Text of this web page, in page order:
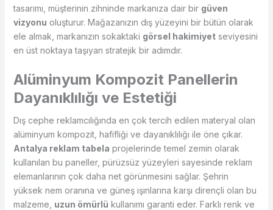
tasarımı, müşterinin zihninde markanıza dair bir güven
vizyonu oluşturur. Mağazanızın dış yüzeyini bir bütün olarak
ele almak, markanızın sokaktaki görsel hakimiyetseviyesini
en üst noktaya taşıyan stratejik bir adımdır.
Alüminyum Kompozit Panellerin
Dayanıklılığı ve Estetiği
Dış cephe reklamcılığında en çok tercih edilen materyal olan
alüminyum kompozit, hafifliği ve dayanıklılığı ile öne çıkar.
Antalya reklam tabela projelerinde temel zemin olarak
kullanılan bu paneller, pürüzsüz yüzeyleri sayesinde reklam
elemanlarının çok daha net görünmesini sağlar. Şehrin
yüksek nem oranına ve güneş ışınlarına karşı dirençli olan bu
malzeme, uzun ömürlü kullanımı garanti eder. Farklı renk ve